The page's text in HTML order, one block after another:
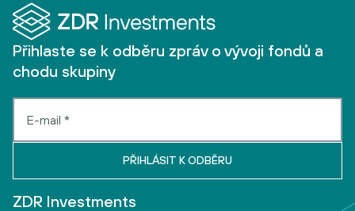
Přihlaste se k odběru zpráv o vývoji fondů a
chodu skupiny
ZDR Investments